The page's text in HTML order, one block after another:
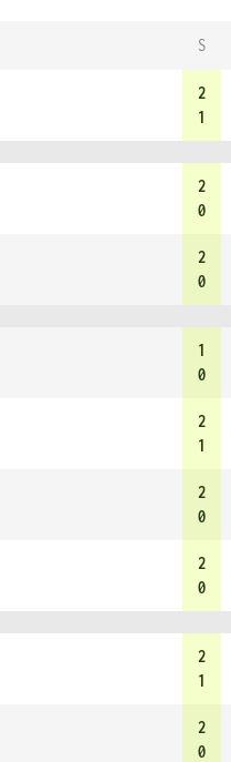
S
2
1
2
0
2
0
1
0
2
1
2
0
2
0
2
1
2
0